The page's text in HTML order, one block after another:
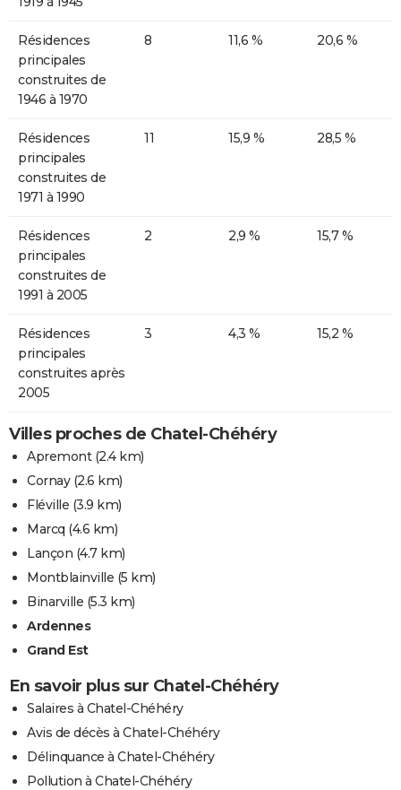
Résidences
principales
construites de
1946 à 1970
8 11,6 % 20,6 %
Résidences
principales
construites de
1971 à 1990
11 15,9 % 28,5 %
Résidences
principales
construites de
1991 à 2005
2 2,9 % 15,7 %
Résidences
principales
construites après
2005
3 4,3 % 15,2 %
Villes proches de Chatel-Chéhéry
Apremont(2.4 km)
Cornay(2.6 km)
Fléville (3.9 km)
Marcq (4.6 km)
Lançon (4.7 km)
Montblainville (5 km)
Binarville (5.3 km)
Ardennes
Grand Est
En savoir plus sur Chatel-Chéhéry
Salaires à Chatel-Chéhéry
Avis de décès à Chatel-Chéhéry
Délinquance à Chatel-Chéhéry
Pollution à Chatel-Chéhéry